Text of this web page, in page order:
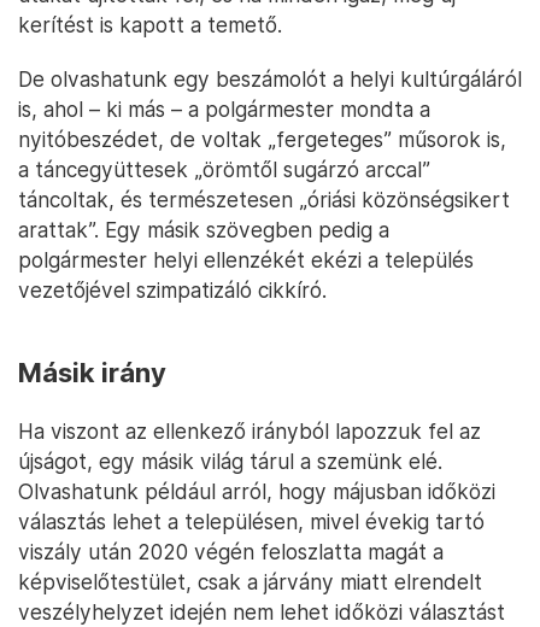
kerítést is kapott a temető.
De olvashatunk egy beszámolót a helyi kultúrgáláról
is, ahol – ki más – a polgármester mondta a
nyitóbeszédet, de voltak „fergeteges” műsorok is,
a táncegyüttesek „örömtől sugárzó arccal”
táncoltak, és természetesen „óriási közönségsikert
arattak”. Egy másik szövegben pedig a
polgármester helyi ellenzékét ekézi a település
vezetőjével szimpatizáló cikkíró.
Másik irány
Ha viszont az ellenkező irányból lapozzuk fel az
újságot, egy másik világ tárul a szemünk elé.
Olvashatunk például arról, hogy májusban időközi
választás lehet a településen, mivel évekig tartó
viszály után 2020 végén feloszlatta magát a
képviselőtestület, csak a járvány miatt elrendelt
veszélyhelyzet idején nem lehet időközi választást